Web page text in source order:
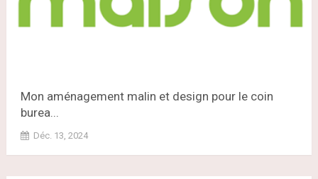
Mon aménagement malin et design pour le coin
burea...
Déc. 13, 2024